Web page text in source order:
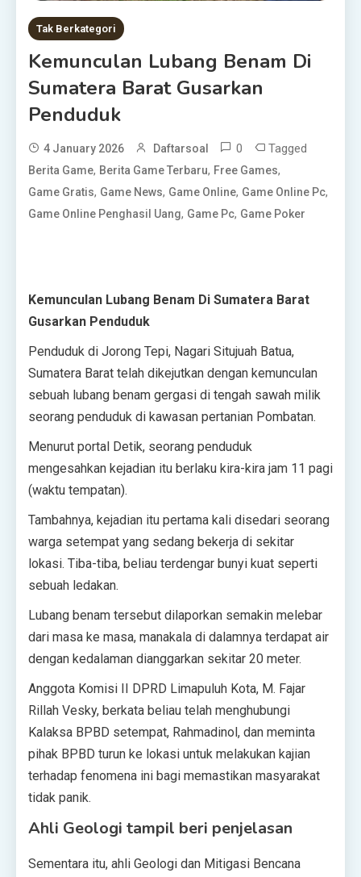
Tak Berkategori
Kemunculan Lubang Benam Di
Sumatera Barat Gusarkan
Penduduk
4 January 2026 Daftarsoal 0 Tagged
Berita Game, Berita Game Terbaru, Free Games,
Game Gratis, Game News, Game Online, Game Online Pc,
Game Online Penghasil Uang, Game Pc, Game Poker
Kemunculan Lubang Benam Di Sumatera Barat
Gusarkan Penduduk
Penduduk di Jorong Tepi, Nagari Situjuah Batua,
Sumatera Barat telah dikejutkan dengan kemunculan
sebuah lubang benam gergasi di tengah sawah milik
seorang penduduk di kawasan pertanian Pombatan.
Menurut portal Detik, seorang penduduk
mengesahkan kejadian itu berlaku kira-kira jam 11 pagi
(waktu tempatan).
Tambahnya, kejadian itu pertama kali disedari seorang
warga setempat yang sedang bekerja di sekitar
lokasi. Tiba-tiba, beliau terdengar bunyi kuat seperti
sebuah ledakan.
Lubang benam tersebut dilaporkan semakin melebar
dari masa ke masa, manakala di dalamnya terdapat air
dengan kedalaman dianggarkan sekitar 20 meter.
Anggota Komisi II DPRD Limapuluh Kota, M. Fajar
Rillah Vesky, berkata beliau telah menghubungi
Kalaksa BPBD setempat, Rahmadinol, dan meminta
pihak BPBD turun ke lokasi untuk melakukan kajian
terhadap fenomena ini bagi memastikan masyarakat
tidak panik.
Ahli Geologi tampil beri penjelasan
Sementara itu, ahli Geologi dan Mitigasi Bencana